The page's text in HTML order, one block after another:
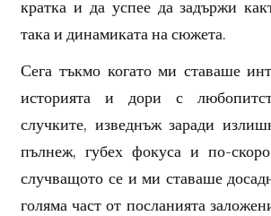
кратка и да успее да задържи
така и динамиката на сюжета.
Сега тъкмо когато ми ставаше
историята и дори с
случките, изведнъж заради
пълнеж, губех фокуса и по-
случващото се и ми ставаше
голяма част от посланията